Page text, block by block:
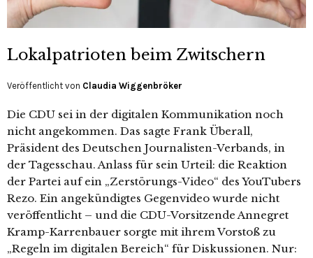
Lokalpatrioten beim Zwitschern
Veröffentlicht von Claudia Wiggenbröker
Die CDU sei in der digitalen Kommunikation noch
nicht angekommen. Das sagte Frank Überall,
Präsident des Deutschen Journalisten-Verbands, in
der Tagesschau. Anlass für sein Urteil: die Reaktion
der Partei auf ein „Zerstörungs-Video“ des YouTubers
Rezo. Ein angekündigtes Gegenvideo wurde nicht
veröffentlicht – und die CDU-Vorsitzende Annegret
Kramp-Karrenbauer sorgte mit ihrem Vorstoß zu
„Regeln im digitalen Bereich“ für Diskussionen. Nur: